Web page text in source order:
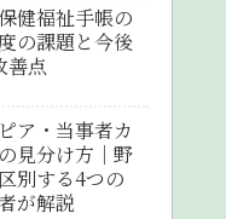
健福祉手帳の
の課題と今後
善点
ア・当事者カ
見分け方｜野
別する4つの
が解説